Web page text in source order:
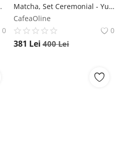
Moya
0
Matcha, Set Ceremonial - Yuro Moya
CafeaOline
0
381 Lei 400Lei